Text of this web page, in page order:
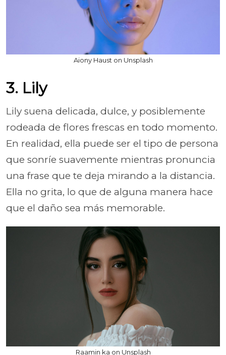
Aiony Haust on Unsplash
3. Lily
Lily suena delicada, dulce, y posiblemente
rodeada de flores frescas en todo momento.
En realidad, ella puede ser el tipo de persona
que sonríe suavemente mientras pronuncia
una frase que te deja mirando a la distancia.
Ella no grita, lo que de alguna manera hace
que el daño sea más memorable.
Raamin ka on Unsplash